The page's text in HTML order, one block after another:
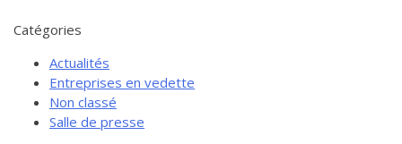
Catégories
Actualités
Entreprises en vedette
Non classé
Salle de presse